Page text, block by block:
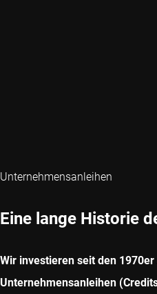
Unternehmensanleihen
Eine lange Historie
Wir investieren seit den
Unternehmensanleihen